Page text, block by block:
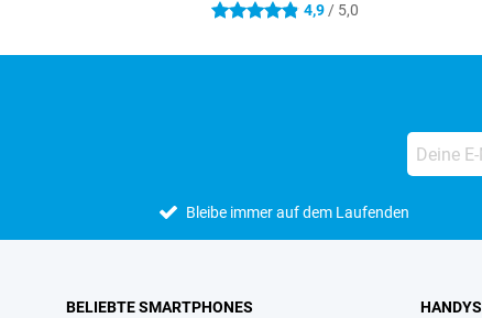
4.9 Sterne 4,9/ 5,0
Bleibe immer auf dem Laufenden
BELIEBTE SMARTPHONES HANDYS